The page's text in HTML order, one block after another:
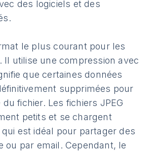
des logiciels et des
le plus courant pour les
Il utilise une compression avec
que certaines données
supprimées pour
fichier. Les fichiers JPEG
petits et se chargent
est idéal pour partager des
ou par email. Cependant, le